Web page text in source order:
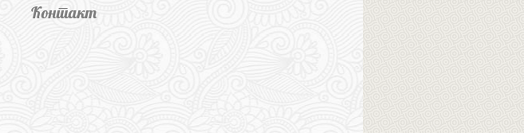
Контакт